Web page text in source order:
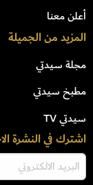
أعلن معنا
المزيد من الجميلة
مجلة سيدتي
مطبخ سيدتي
سيدتي TV
اشترك في النشرة